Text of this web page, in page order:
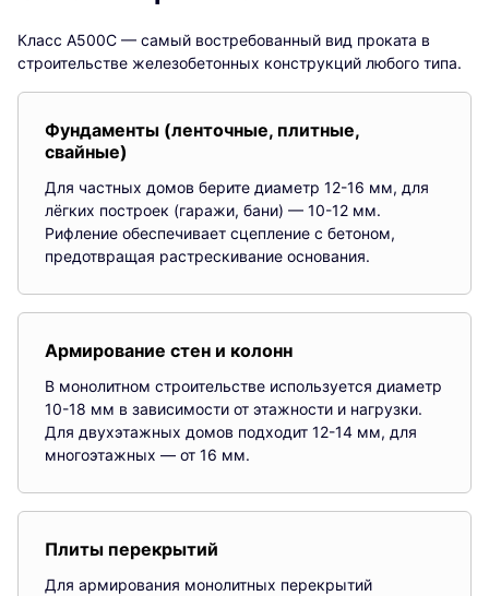
Класс А500С — самый востребованный вид проката в
строительстве железобетонных конструкций любого типа.
Фундаменты (ленточные, плитные,
свайные)
Для частных домов берите диаметр 12-16 мм, для
лёгких построек (гаражи, бани) — 10-12 мм.
Рифление обеспечивает сцепление с бетоном,
предотвращая растрескивание основания.
Армирование стен и колонн
В монолитном строительстве используется диаметр
10-18 мм в зависимости от этажности и нагрузки.
Для двухэтажных домов подходит 12-14 мм, для
многоэтажных — от 16 мм.
Плиты перекрытий
Для армирования монолитных перекрытий